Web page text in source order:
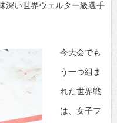
深い世界ウェルター級選手
今大会でも
う一つ組ま
れた世界戦
は、女子フ